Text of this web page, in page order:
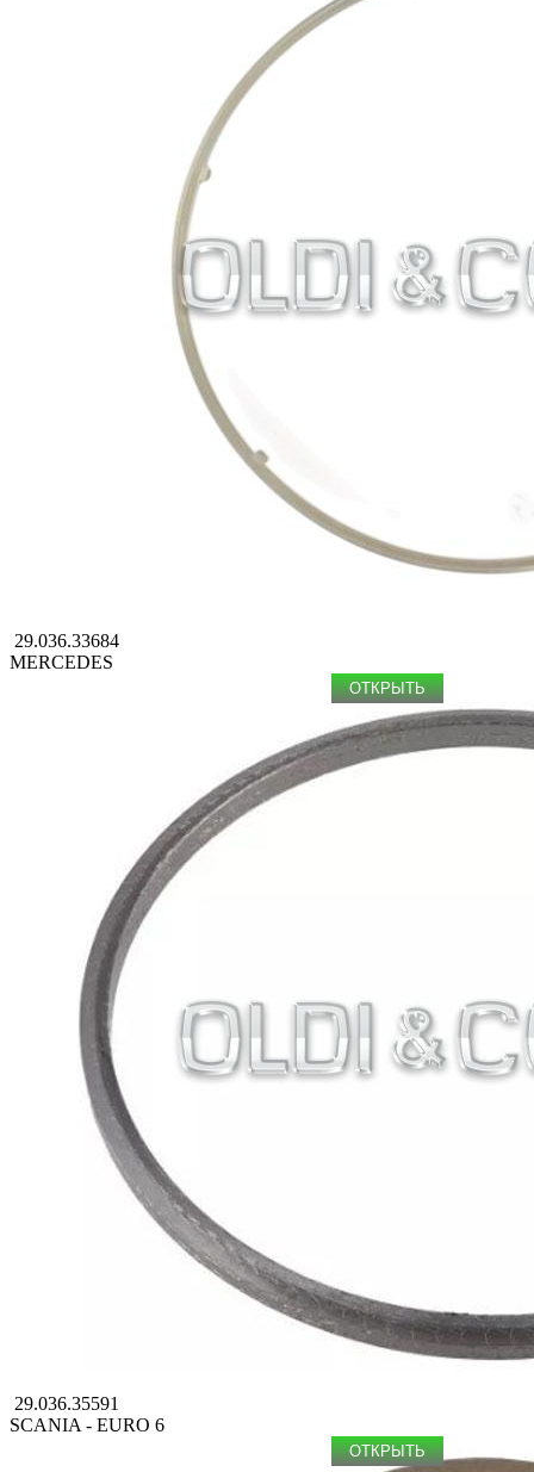
29.036.33684
MERCEDES
ОТКРЫТЬ
29.036.35591
SCANIA - EURO 6
ОТКРЫТЬ